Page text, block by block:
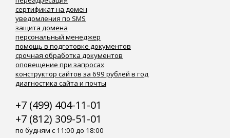
сертификат на домен
уведомления по SMS
защита домена
персональный менеджер
помощь в подготовке документов
срочная обработка документов
оповещение при запросах
конструктор сайтов за 699 рублей в год
диагностика сайта и почты
+7 (499) 404-11-01
+7 (812) 309-51-01
по будням с 11:00 до 18:00